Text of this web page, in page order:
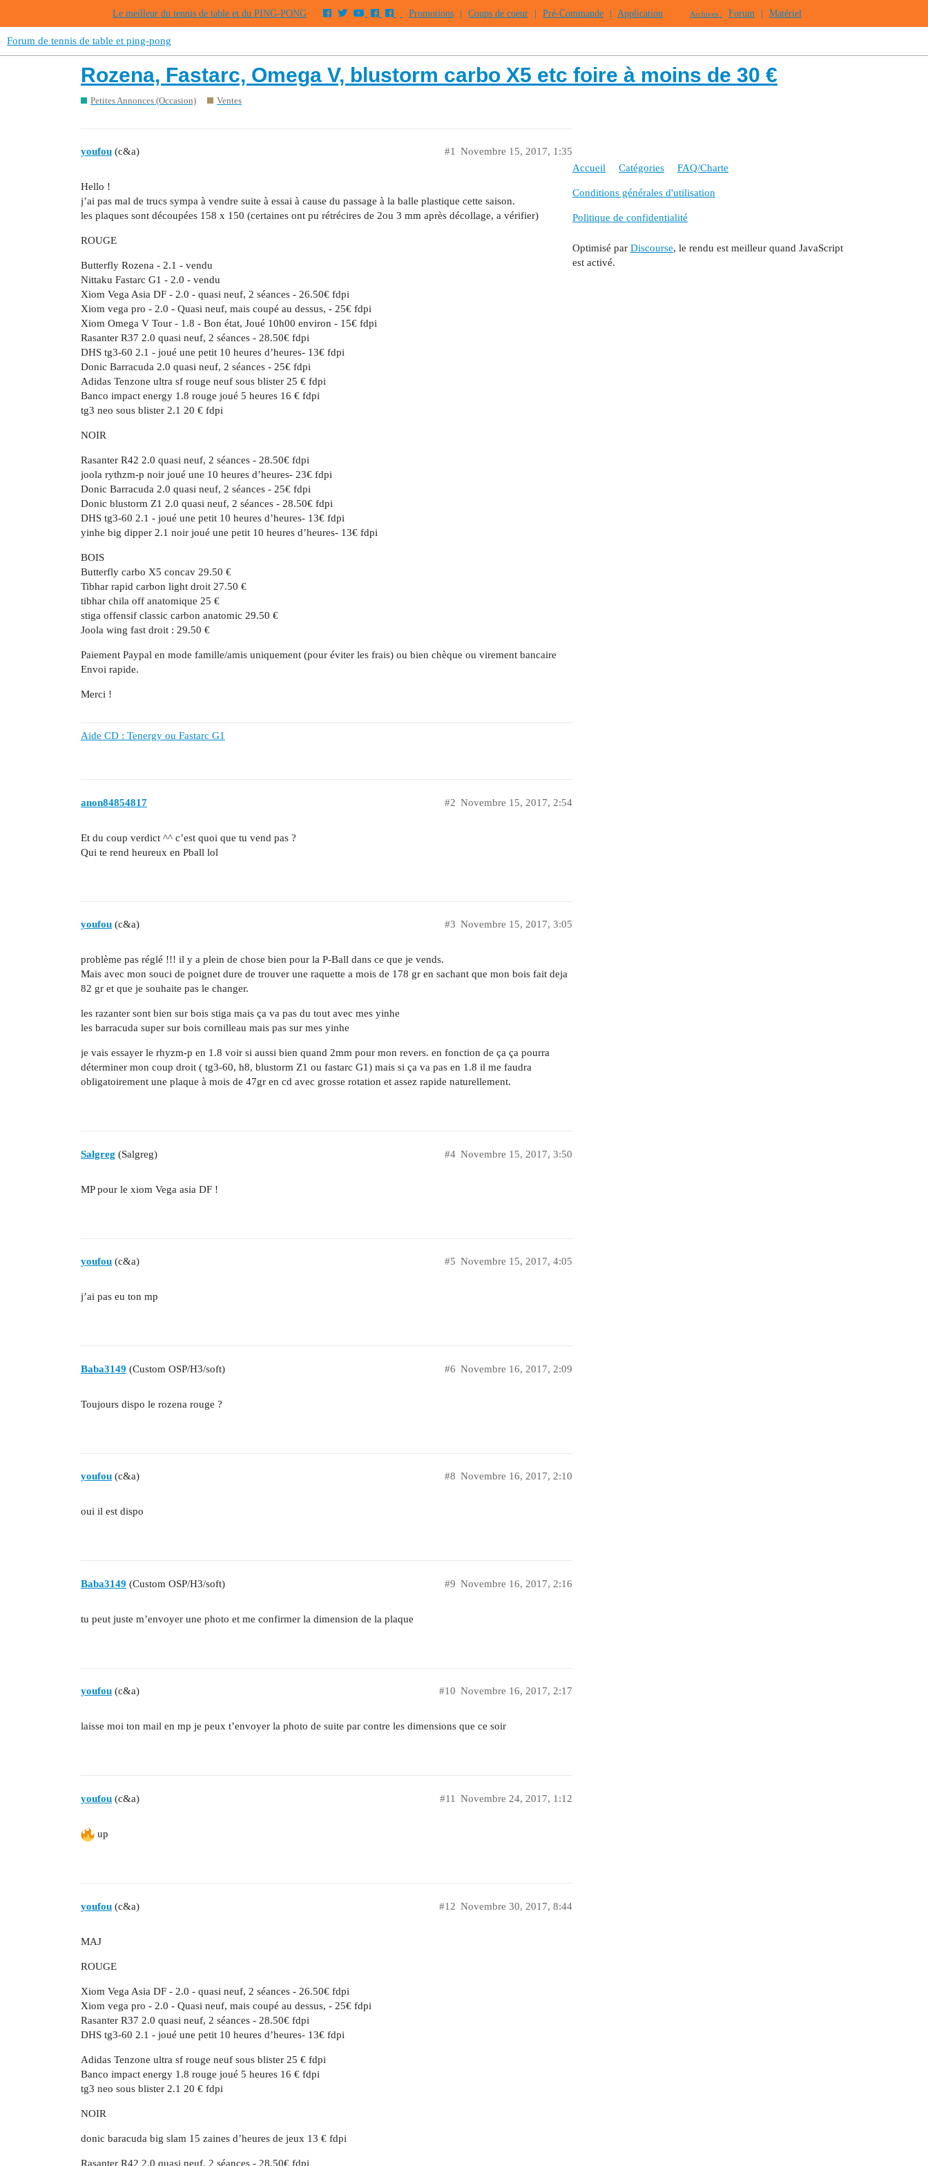
Le meilleur du tennis de table et du PING-PONG Promotions Coups de coeur Pré-Commande Application Archives : Forum Matériel
Forum de tennis de table et ping-pong
Rozena, Fastarc, Omega V, blustorm carbo X5 etc foire à moins de 30 €
Petites Annonces (Occasion) Ventes
youfou (c&a) Novembre 15, 2017, 1:35
#1
Hello !
j’ai pas mal de trucs sympa à vendre suite à essai à cause du passage à la balle plastique cette saison.
les plaques sont découpées 158 x 150 (certaines ont pu rétrécires de 2ou 3 mm après décollage, a vérifier)
ROUGE
Butterfly Rozena - 2.1 - vendu
Nittaku Fastarc G1 - 2.0 - vendu
Xiom Vega Asia DF - 2.0 - quasi neuf, 2 séances - 26.50€ fdpi
Xiom vega pro - 2.0 - Quasi neuf, mais coupé au dessus, - 25€ fdpi
Xiom Omega V Tour - 1.8 - Bon état, Joué 10h00 environ - 15€ fdpi
Rasanter R37 2.0 quasi neuf, 2 séances - 28.50€ fdpi
DHS tg3-60 2.1 - joué une petit 10 heures d’heures- 13€ fdpi
Donic Barracuda 2.0 quasi neuf, 2 séances - 25€ fdpi
Adidas Tenzone ultra sf rouge neuf sous blister 25 € fdpi
Banco impact energy 1.8 rouge joué 5 heures 16 € fdpi
tg3 neo sous blister 2.1 20 € fdpi
NOIR
Rasanter R42 2.0 quasi neuf, 2 séances - 28.50€ fdpi
joola rythzm-p noir joué une 10 heures d’heures- 23€ fdpi
Donic Barracuda 2.0 quasi neuf, 2 séances - 25€ fdpi
Donic blustorm Z1 2.0 quasi neuf, 2 séances - 28.50€ fdpi
DHS tg3-60 2.1 - joué une petit 10 heures d’heures- 13€ fdpi
yinhe big dipper 2.1 noir joué une petit 10 heures d’heures- 13€ fdpi
BOIS
Butterfly carbo X5 concav 29.50 €
Tibhar rapid carbon light droit 27.50 €
tibhar chila off anatomique 25 €
stiga offensif classic carbon anatomic 29.50 €
Joola wing fast droit : 29.50 €
Paiement Paypal en mode famille/amis uniquement (pour éviter les frais) ou bien chèque ou virement bancaire
Envoi rapide.
Merci !
Aide CD : Tenergy ou Fastarc G1
anon84854817 Novembre 15, 2017, 2:54
#2
Et du coup verdict ^^ c’est quoi que tu vend pas ?
Qui te rend heureux en Pball lol
youfou (c&a) Novembre 15, 2017, 3:05
#3
problème pas réglé !!! il y a plein de chose bien pour la P-Ball dans ce que je vends.
Mais avec mon souci de poignet dure de trouver une raquette a mois de 178 gr en sachant que mon bois fait deja
82 gr et que je souhaite pas le changer.
les razanter sont bien sur bois stiga mais ça va pas du tout avec mes yinhe
les barracuda super sur bois cornilleau mais pas sur mes yinhe
je vais essayer le rhyzm-p en 1.8 voir si aussi bien quand 2mm pour mon revers. en fonction de ça ça pourra
déterminer mon coup droit ( tg3-60, h8, blustorm Z1 ou fastarc G1) mais si ça va pas en 1.8 il me faudra
obligatoirement une plaque à mois de 47gr en cd avec grosse rotation et assez rapide naturellement.
Salgreg (Salgreg) Novembre 15, 2017, 3:50
#4
MP pour le xiom Vega asia DF !
youfou (c&a) Novembre 15, 2017, 4:05
#5
j’ai pas eu ton mp
Baba3149 (Custom OSP/H3/soft) Novembre 16, 2017, 2:09
#6
Toujours dispo le rozena rouge ?
youfou (c&a) Novembre 16, 2017, 2:10
#8
oui il est dispo
Baba3149 (Custom OSP/H3/soft) Novembre 16, 2017, 2:16
#9
tu peut juste m’envoyer une photo et me confirmer la dimension de la plaque
youfou (c&a) Novembre 16, 2017, 2:17
#10
laisse moi ton mail en mp je peux t’envoyer la photo de suite par contre les dimensions que ce soir
youfou (c&a) Novembre 24, 2017, 1:12
#11
up
youfou (c&a) Novembre 30, 2017, 8:44
#12
MAJ
ROUGE
Xiom Vega Asia DF - 2.0 - quasi neuf, 2 séances - 26.50€ fdpi
Xiom vega pro - 2.0 - Quasi neuf, mais coupé au dessus, - 25€ fdpi
Rasanter R37 2.0 quasi neuf, 2 séances - 28.50€ fdpi
DHS tg3-60 2.1 - joué une petit 10 heures d’heures- 13€ fdpi
Adidas Tenzone ultra sf rouge neuf sous blister 25 € fdpi
Banco impact energy 1.8 rouge joué 5 heures 16 € fdpi
tg3 neo sous blister 2.1 20 € fdpi
NOIR
donic baracuda big slam 15 zaines d’heures de jeux 13 € fdpi
Rasanter R42 2.0 quasi neuf, 2 séances - 28.50€ fdpi
Accueil Catégories FAQ/Charte
Conditions générales d'utilisation
Politique de confidentialité
Optimisé par Discourse, le rendu est meilleur quand JavaScript
est activé.